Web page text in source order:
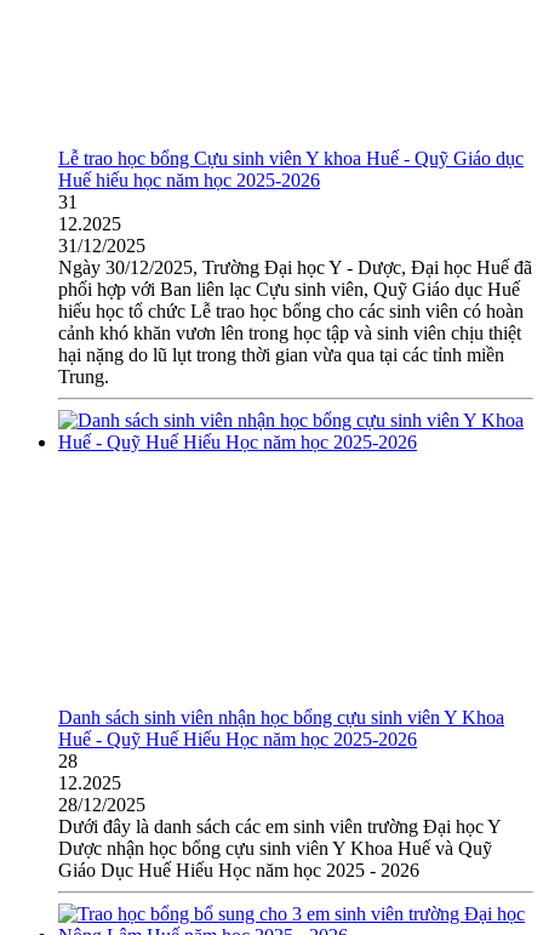
Lễ trao học bổng Cựu sinh viên Y khoa Huế - Quỹ Giáo dục
Huế hiếu học năm học 2025-2026
31
12.2025
31/12/2025
Ngày 30/12/2025, Trường Đại học Y - Dược, Đại học Huế đã
phối hợp với Ban liên lạc Cựu sinh viên, Quỹ Giáo dục Huế
hiếu học tổ chức Lễ trao học bổng cho các sinh viên có hoàn
cảnh khó khăn vươn lên trong học tập và sinh viên chịu thiệt
hại nặng do lũ lụt trong thời gian vừa qua tại các tỉnh miền
Trung.
Danh sách sinh viên nhận học bổng cựu sinh viên Y Khoa
Huế - Quỹ Huế Hiếu Học năm học 2025-2026
28
12.2025
28/12/2025
Dưới đây là danh sách các em sinh viên trường Đại học Y
Dược nhận học bổng cựu sinh viên Y Khoa Huế và Quỹ
Giáo Dục Huế Hiếu Học năm học 2025 - 2026